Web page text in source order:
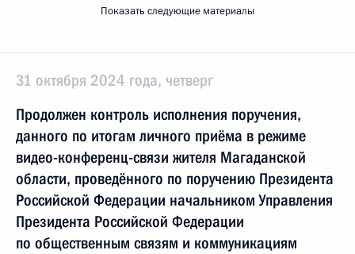
Показать следующие материалы
31 октября 2024 года, четверг
Продолжен контроль исполнения поручения,
данного по итогам личного приёма в режиме
видео-конференц-связи жителя Магаданской
области, проведённого по поручению Президента
Российской Федерации начальником Управления
Президента Российской Федерации
по общественным связям и коммуникациям